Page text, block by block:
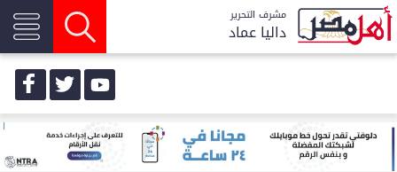
مشرف التحرير
داليا عماد